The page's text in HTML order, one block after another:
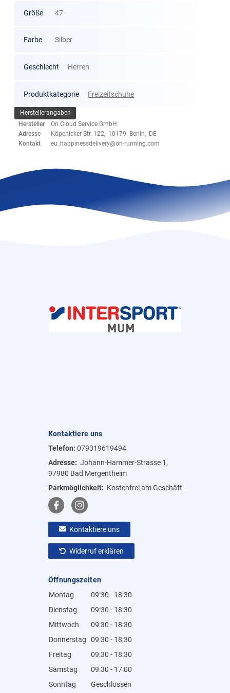
Größe 47
Farbe Silber
Geschlecht Herren
Produktkategorie Freizeitschuhe
Herstellerangaben
Hersteller
On Cloud Service GmbH
Adresse
Köpenicker Str. 122, 10179 Berlin, DE
Kontakt
eu_happinessdelivery@on-running.com
Kontaktiere uns
Telefon: 079319619494
Adresse: Johann-Hammer-Strasse 1,
97980 Bad Mergentheim
Parkmöglichkeit: Kostenfrei am Geschäft
Kontaktiere uns
Widerruf erklären
Öffnungszeiten
Montag
09:30 - 18:30
Dienstag
09:30 - 18:30
Mittwoch
09:30 - 18:30
Donnerstag
09:30 - 18:30
Freitag
09:30 - 18:30
Samstag
09:30 - 17:00
Sonntag
Geschlossen